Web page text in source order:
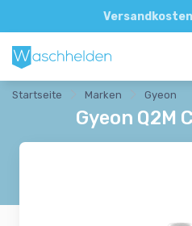
Direkte und
Startseite Marken Gyeon
Gyeon Q2M